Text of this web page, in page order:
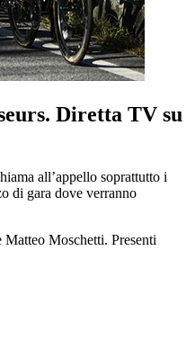
Diretta TV su
all’appello soprattutto i
di gara dove verranno
Moschetti. Presenti